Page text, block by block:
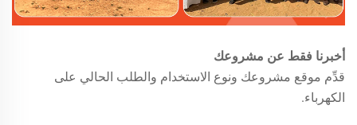
أخبرنا فقط عن مشروعك
قدِّم موقع مشروعك ونوع الاستخدام والطلب الحالي على
الكهرباء.